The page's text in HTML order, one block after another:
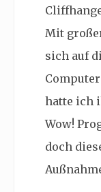
Mit
sich auf
hatte ich
Wow!
doch